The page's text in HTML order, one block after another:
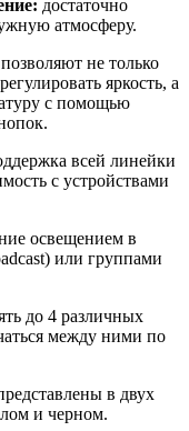
достаточно
атмосферу.
не только
яркость, а
с помощью
всей линейки
с устройствами
освещением в
или группами
до 4 различных
между ними по
в двух
и черном.